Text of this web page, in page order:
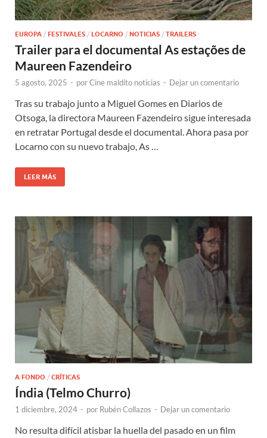
EUROPA / FESTIVALES / LOCARNO / NOTICIAS / TRAILERS
Trailer para el documental As estações de
Maureen Fazendeiro
5 agosto, 2025 - porCine maldito noticias - Dejar un comentario
Tras su trabajo junto a Miguel Gomes en Diarios de
Otsoga, la directora Maureen Fazendeiro sigue interesada
en retratar Portugal desde el documental. Ahora pasa por
Locarno con su nuevo trabajo, As …
LEER MÁS
A FONDO / CRÍTICAS
Índia (Telmo Churro)
1 diciembre, 2024 - por Rubén Collazos - Dejar un comentario
No resulta difícil atisbar la huella del pasado en un film